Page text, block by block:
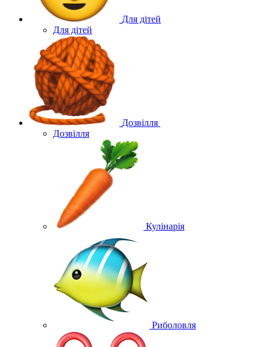
Для дітей
Для дітей
Дозвілля
Дозвілля
Кулінарія
Риболовля